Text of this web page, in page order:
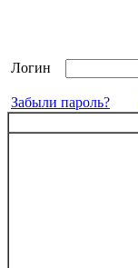
Логин
Забыли пароль?